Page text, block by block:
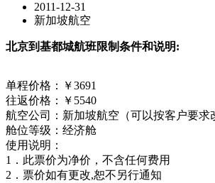
2011-12-31
新加坡航空
北京到基都城航班限制条件和说明:
单程价格：￥3691
往返价格：￥5540
航空公司：新加坡航空（可以按客户要求
舱位等级：经济舱
使用说明：
1．此票价为净价，不含任何费用
2．票价如有更改,恕不另行通知